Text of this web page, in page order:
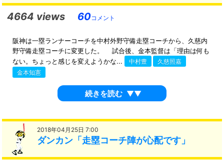
4664 views 60コメント
阪神は一塁ランナーコーチを中村外野守備走塁コーチから、久慈内
野守備走塁コーチに変更した。 試合後、金本監督は「理由は何も
ない。ちょっと感じを変えようかな...
中村豊
久慈照嘉
金本知憲
続きを読む ▼▼
2018年04月25日 7:00
ダンカン「走塁コーチ陣が心配です」